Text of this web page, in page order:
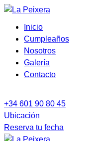
Inicio
Cumpleaños
Nosotros
Galería
Contacto
+34 601 90 80 45
Ubicación
Reserva tu fecha